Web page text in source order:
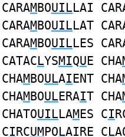
CARAMBOUILLAI
CARAMBOUILLAT
CARAMBOUILLES
CATACLYSMIQUE CHA
CHAMBOULAIENT CHA
CHAMBOULERAIT CHA
CHATOUILLAMES CI
CIRCUMPOLAIRE CL